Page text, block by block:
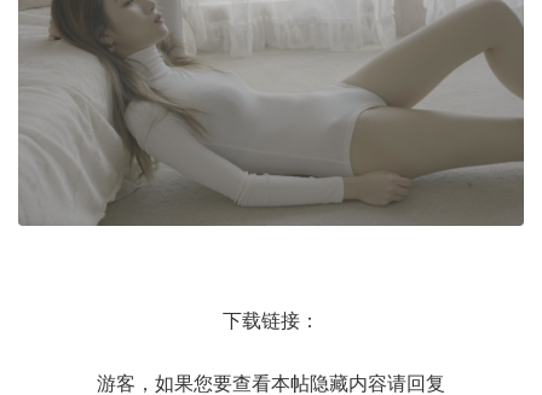
下载链接：
游客，如果您要查看本帖隐藏内容请回复